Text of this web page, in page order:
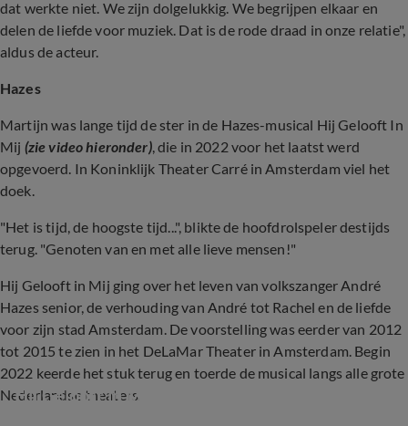
dat werkte niet. We zijn dolgelukkig. We begrijpen elkaar en
delen de liefde voor muziek. Dat is de rode draad in onze relatie",
aldus de acteur.
Hazes
Martijn was lange tijd de ster in de Hazes-musical Hij Gelooft In
Mij (zie video hieronder), die in 2022 voor het laatst werd
opgevoerd. In Koninklijk Theater Carré in Amsterdam viel het
doek.
"Het is tijd, de hoogste tijd...", blikte de hoofdrolspeler destijds
terug. "Genoten van en met alle lieve mensen!"
Hij Gelooft in Mij ging over het leven van volkszanger André
Hazes senior, de verhouding van André tot Rachel en de liefde
voor zijn stad Amsterdam. De voorstelling was eerder van 2012
tot 2015 te zien in het DeLaMar Theater in Amsterdam. Begin
2022 keerde het stuk terug en toerde de musical langs alle grote
Nederlandse theaters.
Hij Gelooft in Mij eindelijk in première